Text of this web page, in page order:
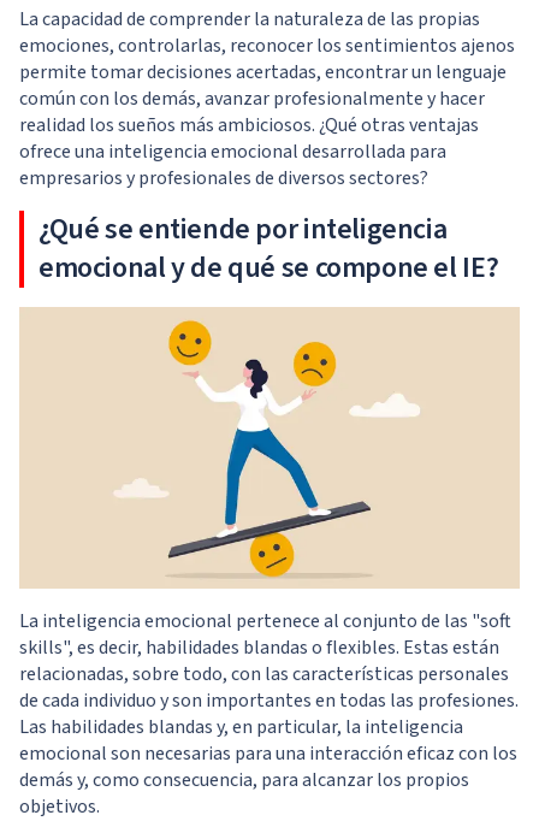
La capacidad de comprender la naturaleza de las propias
emociones, controlarlas, reconocer los sentimientos ajenos
permite tomar decisiones acertadas, encontrar un lenguaje
común con los demás, avanzar profesionalmente y hacer
realidad los sueños más ambiciosos. ¿Qué otras ventajas
ofrece una inteligencia emocional desarrollada para
empresarios y profesionales de diversos sectores?
¿Qué se entiende por inteligencia
emocional y de qué se compone el IE?
La inteligencia emocional pertenece al conjunto de las "soft
skills", es decir, habilidades blandas o flexibles. Estas están
relacionadas, sobre todo, con las características personales
de cada individuo y son importantes en todas las profesiones.
Las habilidades blandas y, en particular, la inteligencia
emocional son necesarias para una interacción eficaz con los
demás y, como consecuencia, para alcanzar los propios
objetivos.